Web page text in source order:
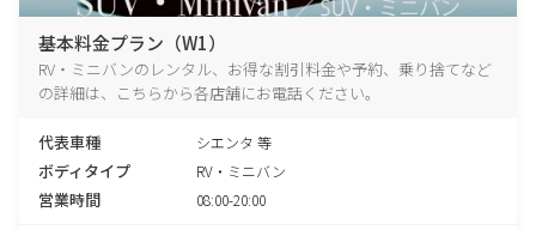
基本料金プラン（W1）
RV・ミニバンのレンタル、お得な割引料金や予約、乗り捨てなど
の詳細は、こちらから各店舗にお電話ください。
代表車種 シエンタ 等
ボディタイプ RV・ミニバン
営業時間 08:00-20:00